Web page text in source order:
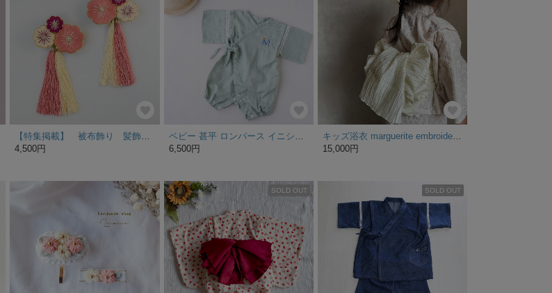
4,500円
6,500円
キッズ浴衣 marguerite embroidery lace pink beige ベビー浴衣 子供浴衣 甚平 兵児帯
15,000円
SOLD OUT SOLD OUT